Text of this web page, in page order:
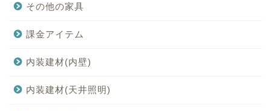
その他の家具
課金アイテム
内装建材(内壁)
内装建材(天井照明)